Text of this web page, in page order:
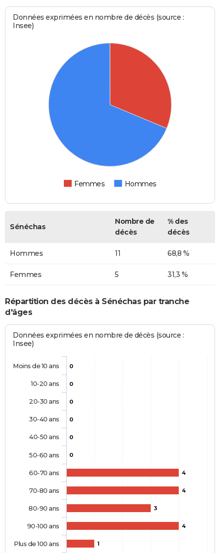
Données exprimées en nombre de décès (source :
Insee)
Femmes Hommes
Sénéchas
Nombre de
décès
% des
décès
Hommes 11 68,8 %
Femmes 5 31,3 %
Répartition des décès à Sénéchas par tranche
d'âges
Données exprimées en nombre de décès (source :
Insee)
0
0
0
0
0
0
4
4
3
4
1
Moins de 10 ans
10-20 ans
20-30 ans
30-40 ans
40-50 ans
50-60 ans
60-70 ans
70-80 ans
80-90 ans
90-100 ans
Plus de 100 ans